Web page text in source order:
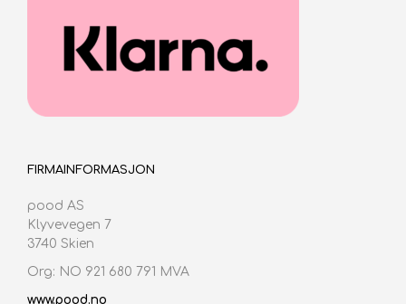
FIRMAINFORMASJON
pood AS
Klyvevegen 7
3740 Skien
Org: NO 921 680 791 MVA
www.pood.no